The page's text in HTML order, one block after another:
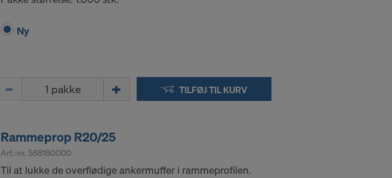
Ny
TILFØJ TIL KURV
Rammeprop R20/25
Art.-nr. 588180000
Til at lukke de overflødige ankermuffer i rammeprofilen.